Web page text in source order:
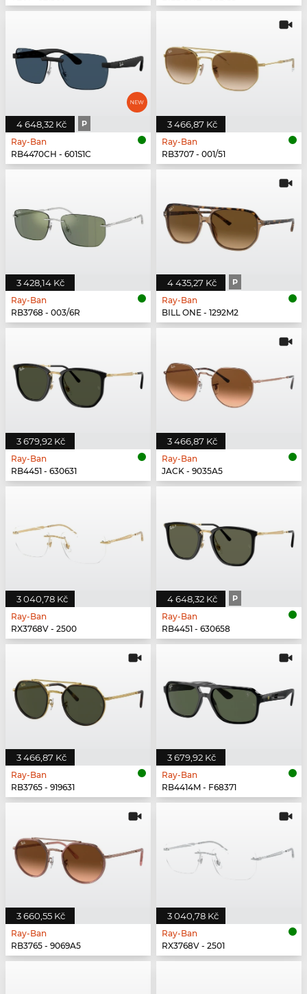
4 648,32 Kč P
Ray-Ban
RB4470CH - 601S1C
3 466,87 Kč
Ray-Ban
RB3707 - 001/51
3 428,14 Kč
Ray-Ban
RB3768 - 003/6R
4 435,27 Kč P
Ray-Ban
BILL ONE - 1292M2
3 679,92 Kč
Ray-Ban
RB4451 - 630631
3 466,87 Kč
Ray-Ban
JACK - 9035A5
3 040,78 Kč
Ray-Ban
RX3768V - 2500
4 648,32 Kč P
Ray-Ban
RB4451 - 630658
3 466,87 Kč
Ray-Ban
RB3765 - 919631
3 679,92 Kč
Ray-Ban
RB4414M - F68371
3 660,55 Kč
Ray-Ban
RB3765 - 9069A5
3 040,78 Kč
Ray-Ban
RX3768V - 2501